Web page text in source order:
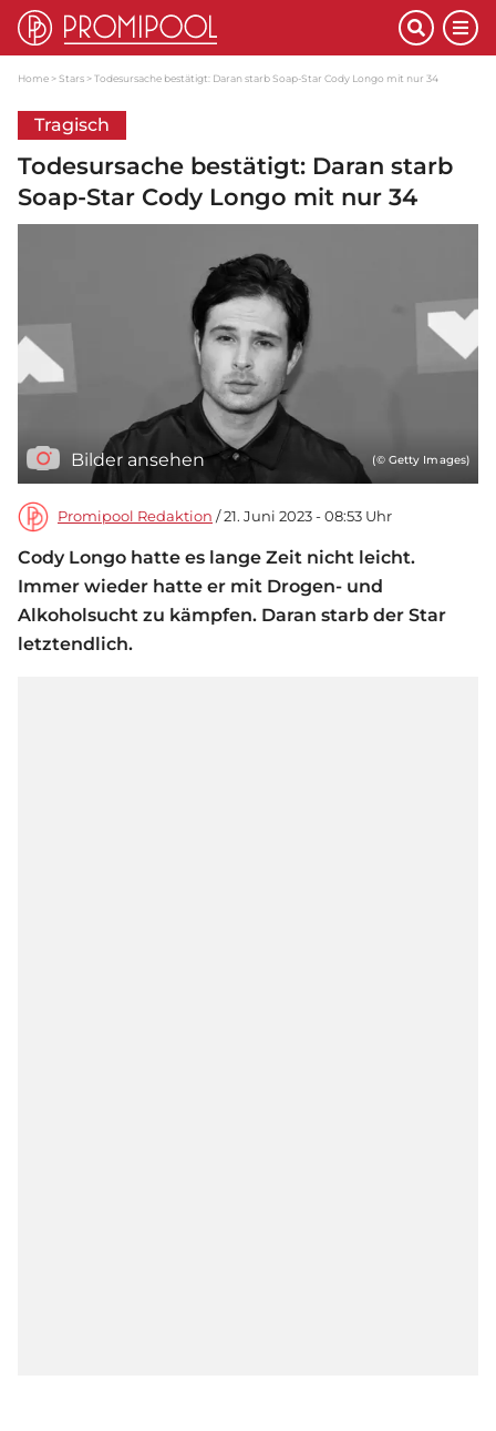
Home Stars Todesursache bestätigt: Daran starb Soap-Star Cody Longo mit nur 34
Tragisch
Todesursache bestätigt: Daran starb
Soap-Star Cody Longo mit nur 34
Bilder ansehen (© Getty Images)
Promipool Redaktion / 21. Juni 2023 - 08:53 Uhr
Cody Longo hatte es lange Zeit nicht leicht.
Immer wieder hatte er mit Drogen- und
Alkoholsucht zu kämpfen. Daran starb der Star
letztendlich.